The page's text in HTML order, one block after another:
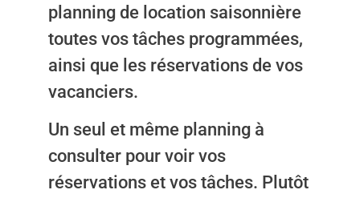
planning de location saisonnière
toutes vos tâches programmées,
ainsi que les réservations de vos
vacanciers.
Un seul et même planning à
consulter pour voir vos
réservations et vos tâches. Plutôt